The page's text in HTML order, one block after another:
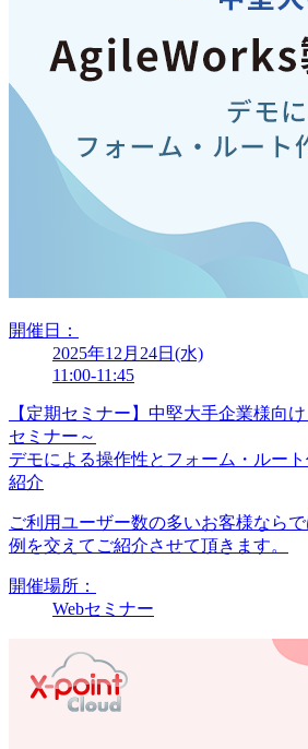
開催日：
2025年12月24日(水)
11:00-11:45
【定期セミナー】中堅大手企業様向
セミナー～
デモによる操作性とフォーム・ルー
紹介
ご利用ユーザー数の多いお客様なら
例を交えてご紹介させて頂きます。
開催場所：
Webセミナー